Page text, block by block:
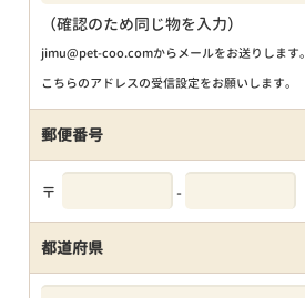
（確認のため同じ物を入力）
jimu@pet-coo.comからメールをお送りします。
こちらのアドレスの受信設定をお願いします。
郵便番号
〒 -
都道府県